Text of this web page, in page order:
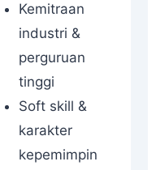
Kemitraan
industri &
perguruan
tinggi
Soft skill &
karakter
kepemimpin